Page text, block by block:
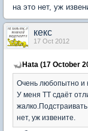
на это нет, уж
кекс
17 Oct 2012
Hata (17 October
Очень любопытно и
У меня ТТ сдаёт
нет, уж извените.